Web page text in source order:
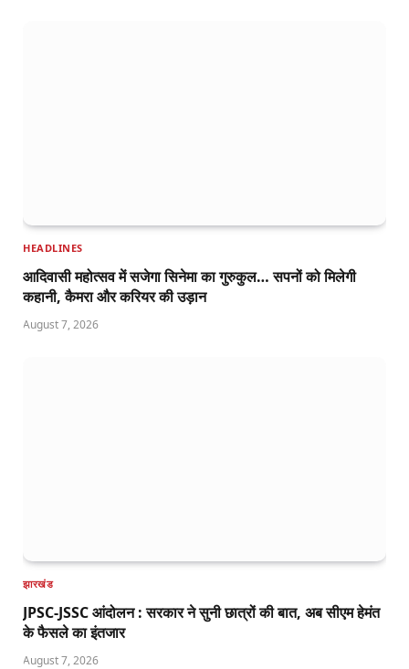
HEADLINES
आदिवासी महोत्सव में सजेगा सिनेमा का गुरुकुल… सपनों को मिलेगी
कहानी, कैमरा और करियर की उड़ान
August 7, 2026
झारखंड
JPSC-JSSC आंदोलन : सरकार ने सुनी छात्रों की बात, अब सीएम हेमंत
के फैसले का इंतजार
August 7, 2026